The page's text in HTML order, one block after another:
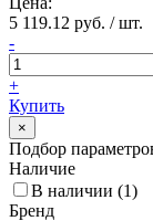
5 119.12 руб. / шт.
-
+
Купить
×
Подбор
Наличие
В наличии (1)
Бренд